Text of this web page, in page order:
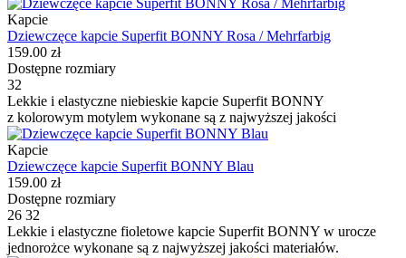
Kapcie
Dziewczęce kapcie Superfit BONNY Rosa / Mehrfarbig
159.00 zł
Dostępne rozmiary
32
Lekkie i elastyczne niebieskie kapcie Superfit BONNY
z kolorowym motylem wykonane są z najwyższej jakości
Kapcie
Dziewczęce kapcie Superfit BONNY Blau
159.00 zł
Dostępne rozmiary
26 32
Lekkie i elastyczne fioletowe kapcie Superfit BONNY w urocze
jednorożce wykonane są z najwyższej jakości materiałów.